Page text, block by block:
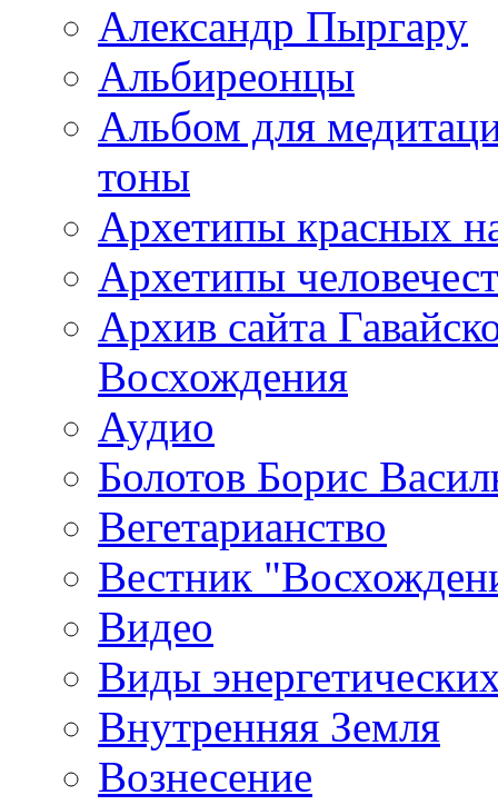
Александр Пыргару
Альбиреонцы
Альбом для
тоны
Архетипы красных
Архетипы
Архив сайта
Восхождения
Аудио
Болотов Борис
Вегетарианство
Вестник
Видео
Виды
Внутренняя Земля
Вознесение